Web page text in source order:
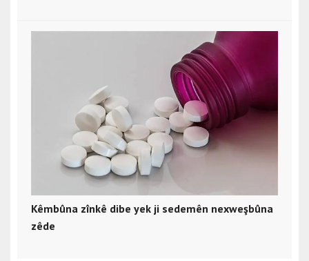
Kêmbûna zînkê dibe yek ji sedemên nexweşbûna
zêde